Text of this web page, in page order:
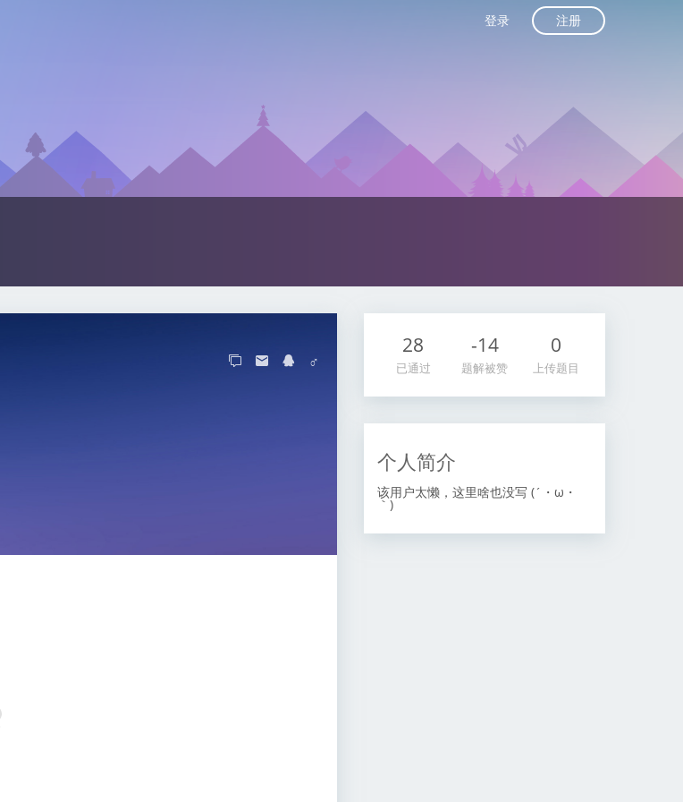
登录 注册
♂
28
已通过
-14
题解被赞
0
上传题目
个人简介
该用户太懒，这里啥也没写 (´・ω・
｀)